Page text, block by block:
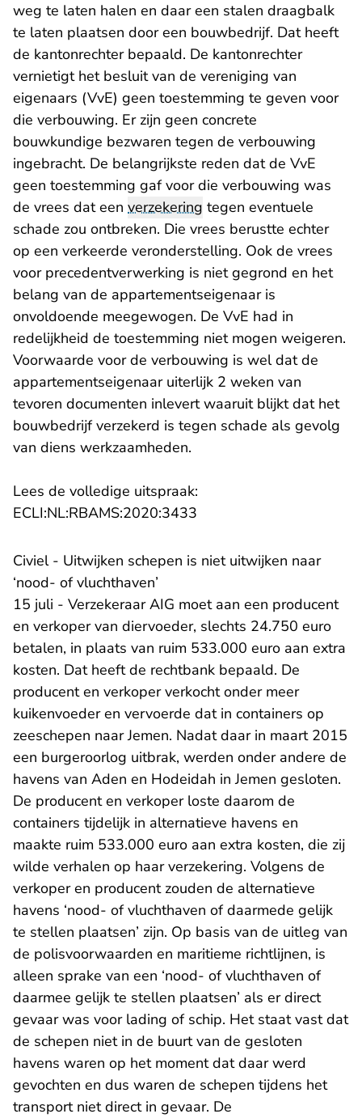
weg te laten halen en daar een stalen draagbalk
te laten plaatsen door een bouwbedrijf. Dat heeft
de kantonrechter bepaald. De kantonrechter
vernietigt het besluit van de vereniging van
eigenaars (VvE) geen toestemming te geven voor
die verbouwing. Er zijn geen concrete
bouwkundige bezwaren tegen de verbouwing
ingebracht. De belangrijkste reden dat de VvE
geen toestemming gaf voor die verbouwing was
de vrees dat een verzekering tegen eventuele
schade zou ontbreken. Die vrees berustte echter
op een verkeerde veronderstelling. Ook de vrees
voor precedentverwerking is niet gegrond en het
belang van de appartementseigenaar is
onvoldoende meegewogen. De VvE had in
redelijkheid de toestemming niet mogen weigeren.
Voorwaarde voor de verbouwing is wel dat de
appartementseigenaar uiterlijk 2 weken van
tevoren documenten inlevert waaruit blijkt dat het
bouwbedrijf verzekerd is tegen schade als gevolg
van diens werkzaamheden.
Lees de volledige uitspraak:
ECLI:NL:RBAMS:2020:3433
Civiel - Uitwijken schepen is niet uitwijken naar
‘nood- of vluchthaven’
15 juli - Verzekeraar AIG moet aan een producent
en verkoper van diervoeder, slechts 24.750 euro
betalen, in plaats van ruim 533.000 euro aan extra
kosten. Dat heeft de rechtbank bepaald. De
producent en verkoper verkocht onder meer
kuikenvoeder en vervoerde dat in containers op
zeeschepen naar Jemen. Nadat daar in maart 2015
een burgeroorlog uitbrak, werden onder andere de
havens van Aden en Hodeidah in Jemen gesloten.
De producent en verkoper loste daarom de
containers tijdelijk in alternatieve havens en
maakte ruim 533.000 euro aan extra kosten, die zij
wilde verhalen op haar verzekering. Volgens de
verkoper en producent zouden de alternatieve
havens ‘nood- of vluchthaven of daarmede gelijk
te stellen plaatsen’ zijn. Op basis van de uitleg van
de polisvoorwaarden en maritieme richtlijnen, is
alleen sprake van een ‘nood- of vluchthaven of
daarmee gelijk te stellen plaatsen’ als er direct
gevaar was voor lading of schip. Het staat vast dat
de schepen niet in de buurt van de gesloten
havens waren op het moment dat daar werd
gevochten en dus waren de schepen tijdens het
transport niet direct in gevaar. De